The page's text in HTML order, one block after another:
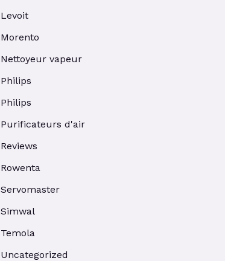
Levoit
Morento
Nettoyeur vapeur
Philips
Philips
Purificateurs d'air
Reviews
Rowenta
Servomaster
Simwal
Temola
Uncategorized